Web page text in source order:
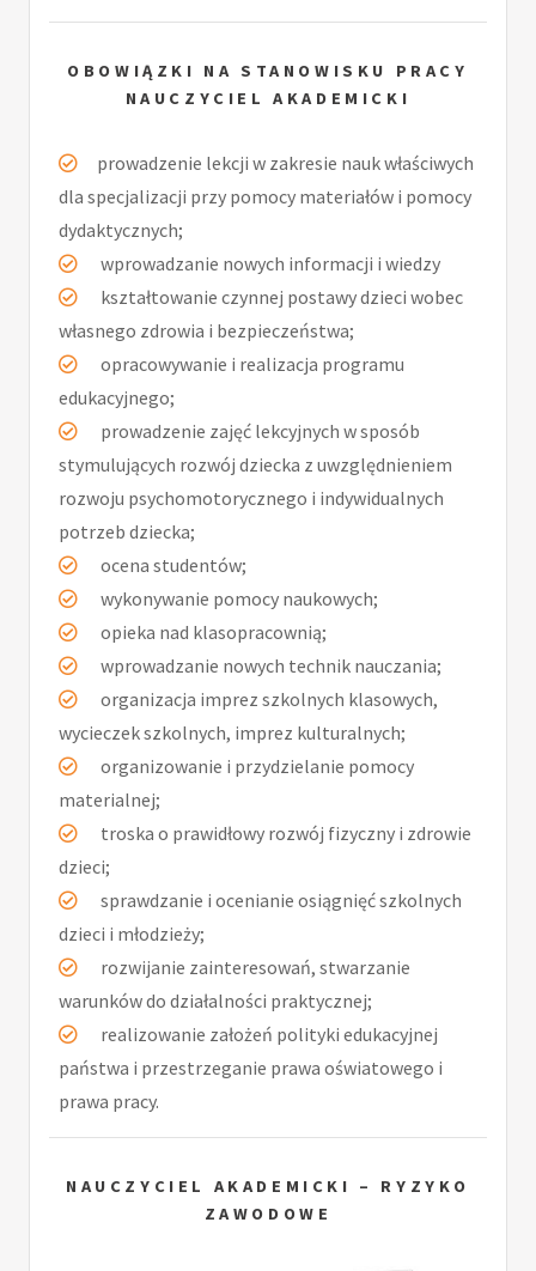
OBOWIĄZKI NA STANOWISKU PRACY
NAUCZYCIEL AKADEMICKI
prowadzenie lekcji w zakresie nauk właściwych
dla specjalizacji przy pomocy materiałów i pomocy
dydaktycznych;
wprowadzanie nowych informacji i wiedzy
kształtowanie czynnej postawy dzieci wobec
własnego zdrowia i bezpieczeństwa;
opracowywanie i realizacja programu
edukacyjnego;
prowadzenie zajęć lekcyjnych w sposób
stymulujących rozwój dziecka z uwzględnieniem
rozwoju psychomotorycznego i indywidualnych
potrzeb dziecka;
ocena studentów;
wykonywanie pomocy naukowych;
opieka nad klasopracownią;
wprowadzanie nowych technik nauczania;
organizacja imprez szkolnych klasowych,
wycieczek szkolnych, imprez kulturalnych;
organizowanie i przydzielanie pomocy
materialnej;
troska o prawidłowy rozwój fizyczny i zdrowie
dzieci;
sprawdzanie i ocenianie osiągnięć szkolnych
dzieci i młodzieży;
rozwijanie zainteresowań, stwarzanie
warunków do działalności praktycznej;
realizowanie założeń polityki edukacyjnej
państwa i przestrzeganie prawa oświatowego i
prawa pracy.
NAUCZYCIEL AKADEMICKI – RYZYKO
ZAWODOWE